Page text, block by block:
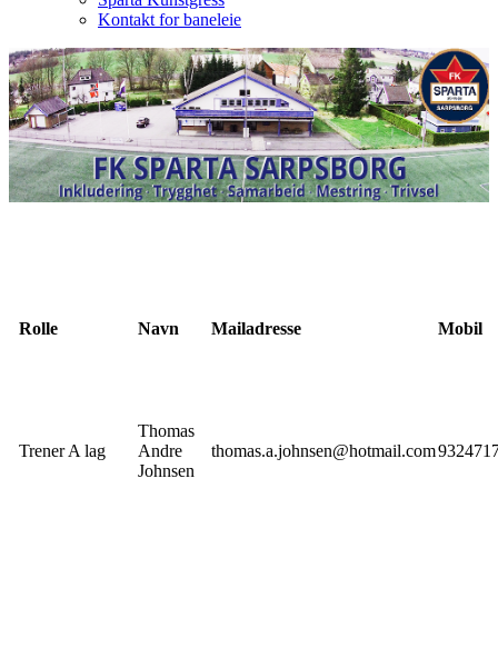
Kontakt for baneleie
Rolle Navn Mailadresse Mobil
Trener A lag
Thomas
Andre
Johnsen
thomas.a.johnsen@hotmail.com